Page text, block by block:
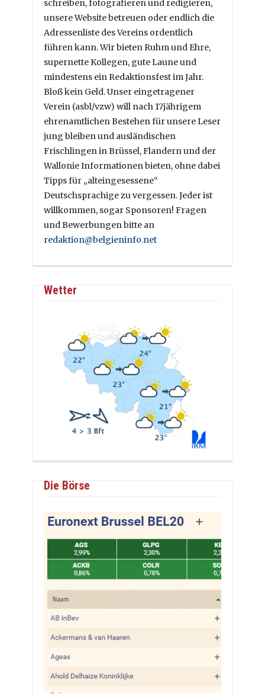
schreiben, fotografieren und redigieren,
unsere Website betreuen oder endlich die
Adressenliste des Vereins ordentlich
führen kann. Wir bieten Ruhm und Ehre,
supernette Kollegen, gute Laune und
mindestens ein Redaktionsfest im Jahr.
Bloß kein Geld. Unser eingetragener
Verein (asbl/vzw) will nach 17jährigem
ehrenamtlichen Bestehen für unsere Leser
jung bleiben und ausländischen
Frischlingen in Brüssel, Flandern und der
Wallonie Informationen bieten, ohne dabei
Tipps für „alteingesessene“
Deutschsprachige zu vergessen. Jeder ist
willkommen, sogar Sponsoren! Fragen
und Bewerbungen bitte an
redaktion@belgieninfo.net
Wetter
Die Börse